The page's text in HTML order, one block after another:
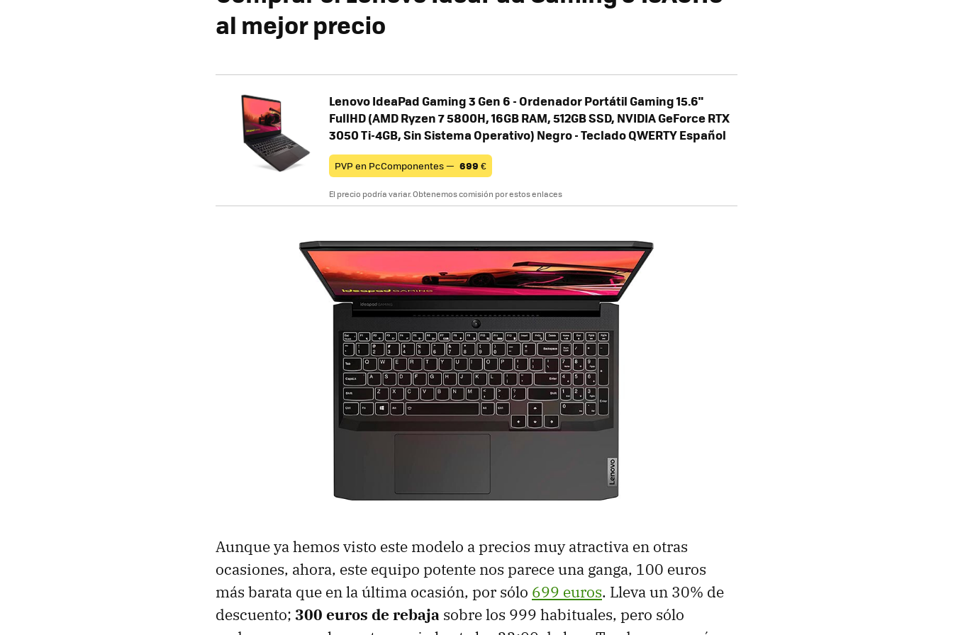
al mejor precio
Lenovo IdeaPad Gaming 3 Gen 6 - Ordenador Portátil Gaming 15.6"
FullHD (AMD Ryzen 7 5800H, 16GB RAM, 512GB SSD, NVIDIA GeForce RTX
3050 Ti-4GB, Sin Sistema Operativo) Negro - Teclado QWERTY Español
PVP en PcComponentes — 699 €
El precio podría variar. Obtenemos comisión por estos enlaces
Aunque ya hemos visto este modelo a precios muy atractiva en otras
ocasiones, ahora, este equipo potente nos parece una ganga, 100 euros
más barata que en la última ocasión, por sólo 699 euros. Lleva un 30% de
descuento; 300 euros de rebaja sobre los 999 habituales, pero sólo